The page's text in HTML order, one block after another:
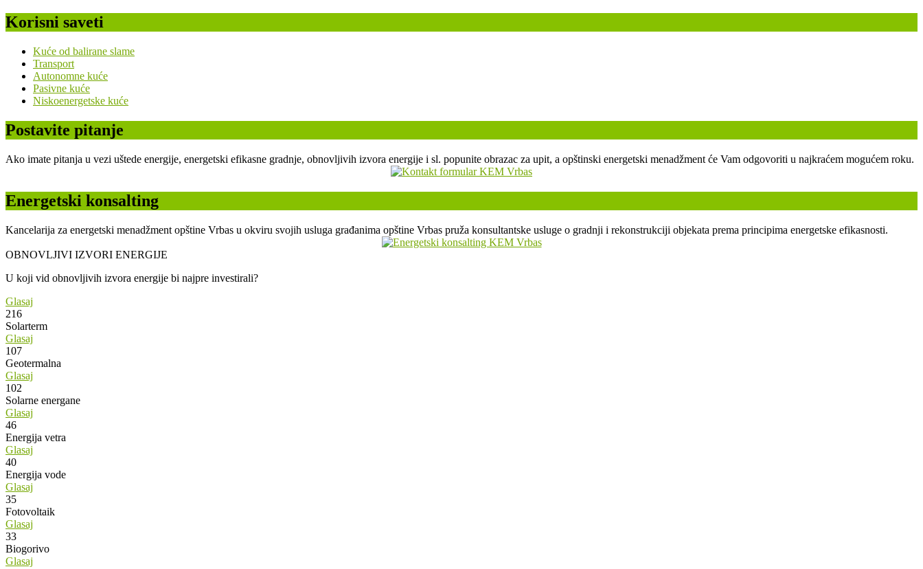
Korisni saveti
Kuće od balirane slame
Transport
Autonomne kuće
Pasivne kuće
Niskoenergetske kuće
Postavite pitanje
Ako imate pitanja u vezi uštede energije, energetski efikasne gradnje, obnovljivih izvora energije i sl. popunite obrazac za upit, a opštinski energetski menadžment će Vam odgovoriti u najkraćem mogućem roku.
Energetski konsalting
Kancelarija za energetski menadžment opštine Vrbas u okviru svojih usluga građanima opštine Vrbas pruža konsultantske usluge o gradnji i rekonstrukciji objekata prema principima energetske efikasnosti.
OBNOVLJIVI IZVORI ENERGIJE
U koji vid obnovljivih izvora energije bi najpre investirali?
Glasaj
216
Solarterm
Glasaj
107
Geotermalna
Glasaj
102
Solarne energane
Glasaj
46
Energija vetra
Glasaj
40
Energija vode
Glasaj
35
Fotovoltaik
Glasaj
33
Biogorivo
Glasaj